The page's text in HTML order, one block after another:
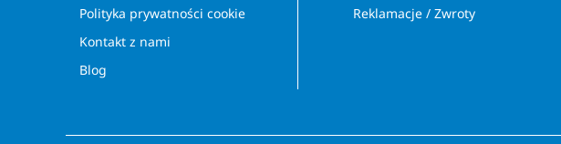
Polityka prywatności cookie
Kontakt z nami
Blog
Reklamacje / Zwroty